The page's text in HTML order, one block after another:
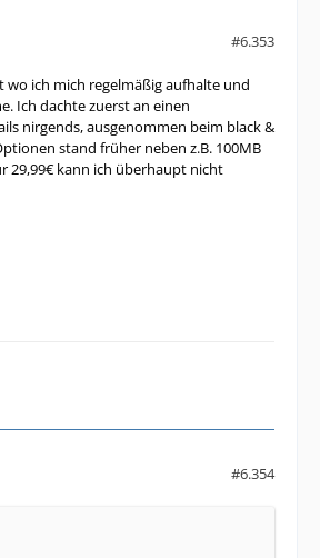
#6.353
wo ich mich regelmäßig aufhalte und
Ich dachte zuerst an einen
nirgends, ausgenommen beim black &
stand früher neben z.B. 100MB
29,99€ kann ich überhaupt nicht
#6.354